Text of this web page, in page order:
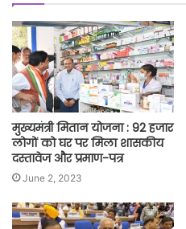
मुख्यमंत्री मितान योजना : 92 हजार
लोगों को घर पर मिला शासकीय
दस्तावेज और प्रमाण-पत्र
June 2, 2023